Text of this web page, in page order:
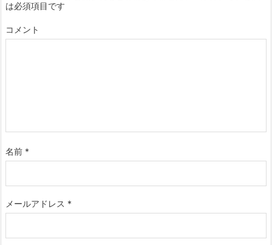
は必須項目です
コメント
名前 *
メールアドレス *